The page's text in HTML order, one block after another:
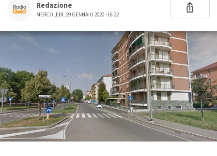
Redazione
MERCOLEDÌ, 29 GENNAIO 2020 - 16:22